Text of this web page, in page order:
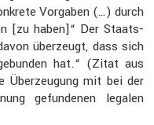
Vorgaben (…) durch
[zu haben]“ Der Staats­
überzeugt, dass sich
hat.“ (Zitat aus
Überzeu­gung mit bei der
gefun­denen legalen